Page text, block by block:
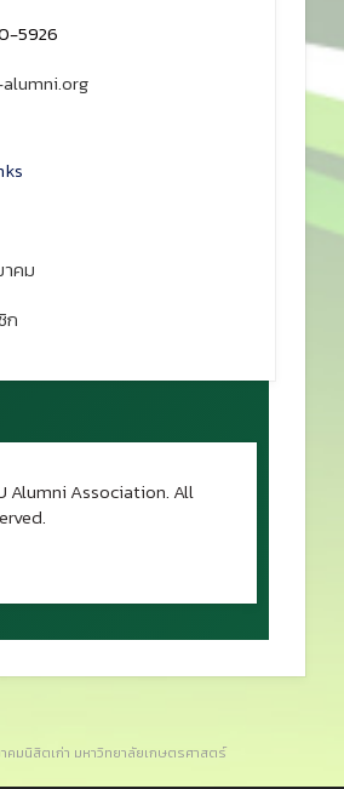
5926
คม
ก
Alumni Association. All
คมนิสิตเก่า มหาวิทยาลัยเกษตรศาสตร์